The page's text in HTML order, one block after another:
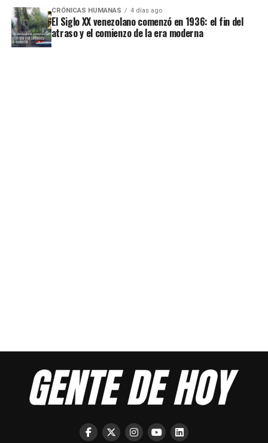
CRÓNICAS HUMANAS 4 días ago
El Siglo XX venezolano comenzó en 1936: el fin del
atraso y el comienzo de la era moderna